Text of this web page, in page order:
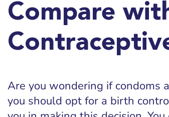
Compare
Are you wondering if condoms
you should opt for a birth